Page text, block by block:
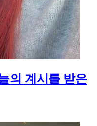
의 계시를 받은